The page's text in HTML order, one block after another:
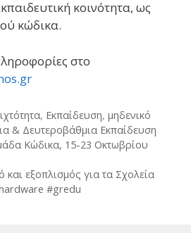
κοινότητα, ως
κώδικα.
στο
, Εκπαίδευση, μηδενικό
& Δευτεροβάθμια Εκπαίδευση
Κώδικα, 15-23 Οκτωβρίου
και εξοπλισμός για τα Σχολεία
#gredu